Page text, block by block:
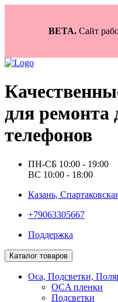
BETA.Сайт
для ремонта
телефонов
ПН-СБ 10:00 - 19:00
ВС 10:00 - 18:00
Казань,
+79063305667
Поддержка
Каталог товаров
Oca, Подсветки,
OCA пленки
Подсветки